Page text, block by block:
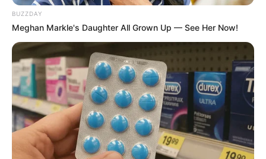
12:55 / 06 Avqust 2026 HÜQUQ
Müstəntiq istənilən şəxsin telefonunu
yoxlaya bilər? –HÜQUQİ AÇIQLAMA
BUZZDAY
Meghan Markle's Daughter All Grown Up — See Her Now!